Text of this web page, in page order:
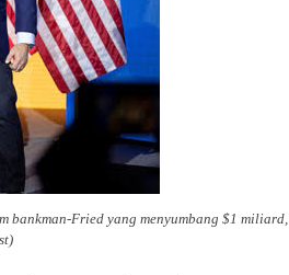
bankman-Fried yang menyumbang $1 miliard,